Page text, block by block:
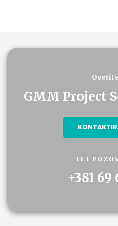
GMM Project
ILI
+381 69